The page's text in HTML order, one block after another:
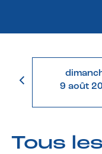
9 août
Tous